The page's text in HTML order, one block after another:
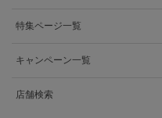
特集ページ一覧
キャンペーン一覧
店舗検索